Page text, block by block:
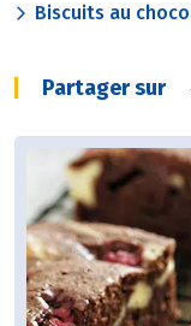
Biscuits au
Partager sur